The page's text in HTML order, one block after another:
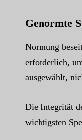
Genormte
Normung
erforderlich,
ausgewählt,
Die Integrität
wichtigsten